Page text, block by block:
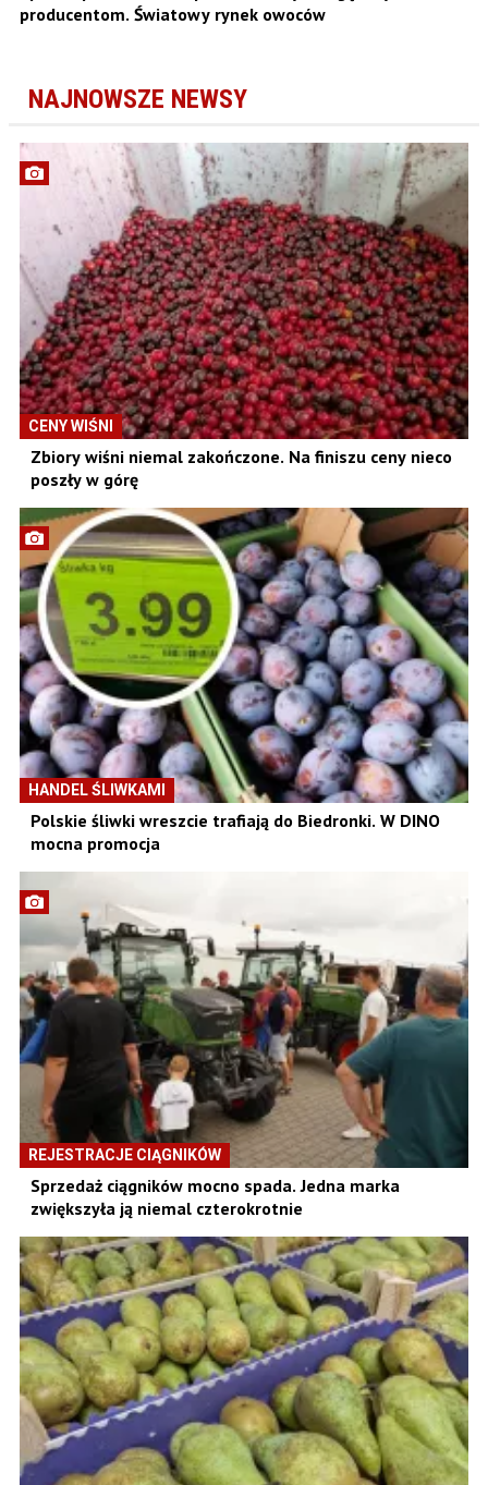
producentom. Światowy rynek owoców
NAJNOWSZE NEWSY
CENY WIŚNI
Zbiory wiśni niemal zakończone. Na finiszu ceny nieco
poszły w górę
HANDEL ŚLIWKAMI
Polskie śliwki wreszcie trafiają do Biedronki. W DINO
mocna promocja
REJESTRACJE CIĄGNIKÓW
Sprzedaż ciągników mocno spada. Jedna marka
zwiększyła ją niemal czterokrotnie